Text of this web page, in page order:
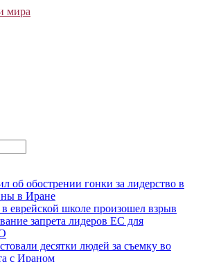
мира
об обострении гонки за лидерство в
в Иране
еврейской школе произошел взрыв
запрета лидеров ЕС для
десятки людей за съемку во
с Ираном